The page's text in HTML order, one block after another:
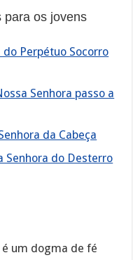
para os jovens
do Perpétuo Socorro
Senhora passo a
da Cabeça
Senhora do Desterro
é um dogma de fé